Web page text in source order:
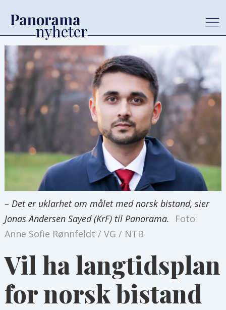
– Det er uklarhet om målet med norsk bistand, sier
Jonas Andersen Sayed (KrF) til Panorama.
Foto:
Anne Sofie Rønnfeldt / VG / NTB
Vil ha langtidsplan
for norsk bistand